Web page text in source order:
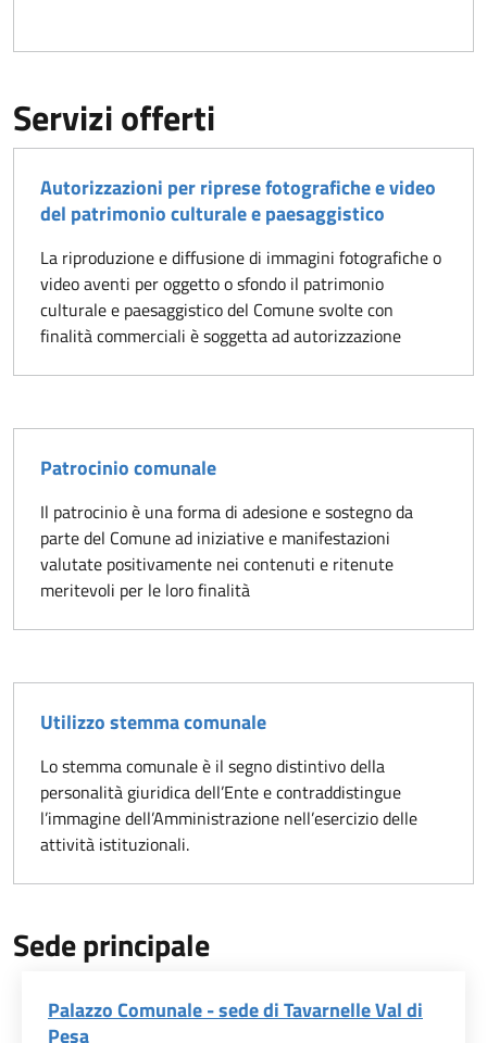
Servizi offerti
Autorizzazioni per riprese fotografiche e video
del patrimonio culturale e paesaggistico
La riproduzione e diffusione di immagini fotografiche o
video aventi per oggetto o sfondo il patrimonio
culturale e paesaggistico del Comune svolte con
finalità commerciali è soggetta ad autorizzazione
Patrocinio comunale
Il patrocinio è una forma di adesione e sostegno da
parte del Comune ad iniziative e manifestazioni
valutate positivamente nei contenuti e ritenute
meritevoli per le loro finalità
Utilizzo stemma comunale
Lo stemma comunale è il segno distintivo della
personalità giuridica dell’Ente e contraddistingue
l’immagine dell’Amministrazione nell’esercizio delle
attività istituzionali.
Sede principale
Palazzo Comunale - sede di Tavarnelle Val di
Pesa